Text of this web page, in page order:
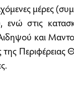
μέρες
στις
και
Περιφέρειας